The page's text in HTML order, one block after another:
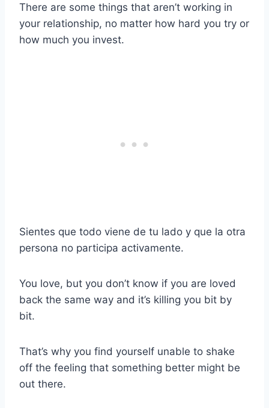
There are some things that aren’t working in
your relationship, no matter how hard you try or
how much you invest.
Sientes que todo viene de tu lado y que la otra
persona no participa activamente.
You love, but you don’t know if you are loved
back the same way and it’s killing you bit by
bit.
That’s why you find yourself unable to shake
off the feeling that something better might be
out there.